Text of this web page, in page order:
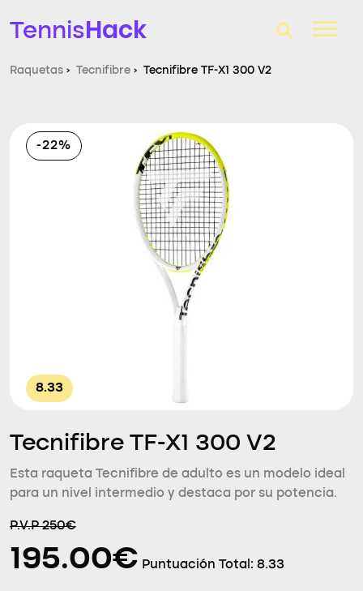
TennisHack
Raquetas de tenis
Zapatillas
Comparador
Consultorio
Raquetas › Tecnifibre › Tecnifibre TF-X1 300 V2
-22%
8.33
Tecnifibre TF-X1 300 V2
Esta raqueta Tecnifibre de adulto es un modelo ideal
para un nivel intermedio y destaca por su potencia.
P.V.P 250€
195.00€ Puntuación Total: 8.33